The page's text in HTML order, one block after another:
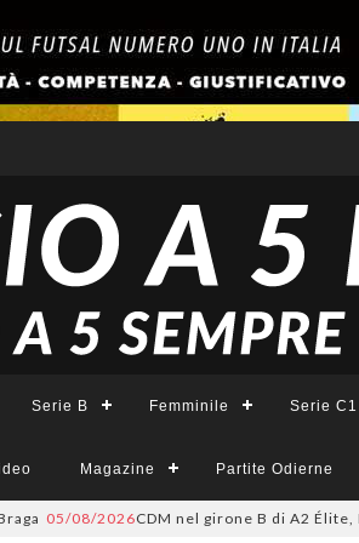
Serie B Femminile Serie C1
Magazine Partite Odierne
05/08/2026CDM nel girone B di A2 Élite,